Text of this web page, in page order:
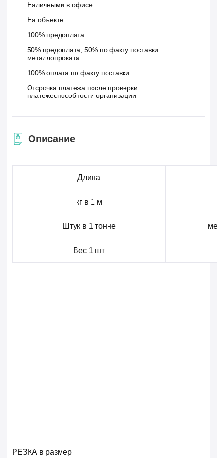
Наличными в офисе
На объекте
100% предоплата
50% предоплата, 50% по факту поставки
металлопроката
100% оплата по факту поставки
Отсрочка платежа после проверки
платежеспособности организации
Описание
Длина
кг в 1 м
Штук в 1 тонне
Вес 1 шт
РЕЗКА в размер